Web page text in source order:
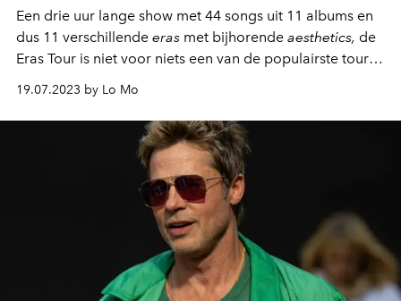
Een drie uur lange show met 44 songs uit 11 albums en
dus 11 verschillende eras met bijhorende aesthetics, de
Eras Tour is niet voor niets een van de populairste tours
diversiteit van haar muziek én kleding...
19.07.2023 by Lo Mo